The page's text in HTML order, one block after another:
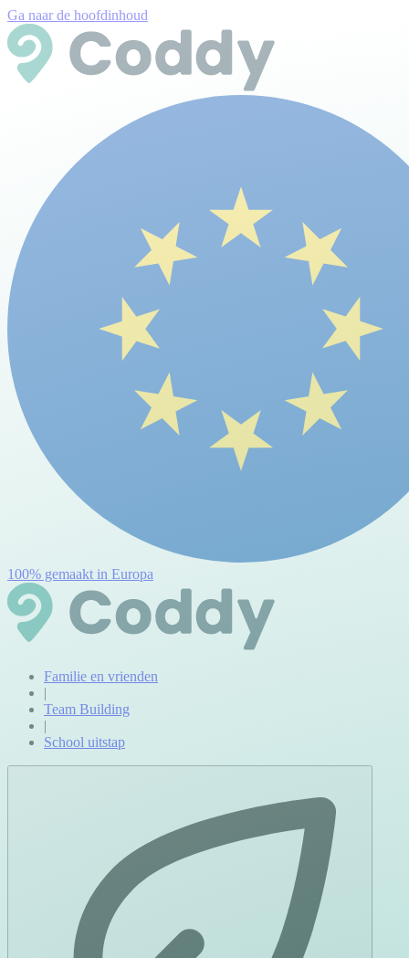
Ga naar de hoofdinhoud
100% gemaakt in Europa
Familie en vrienden
|
Team Building
|
School uitstap